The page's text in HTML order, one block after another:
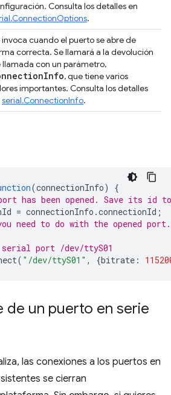
Consulta los detalles en
.
invoca cuando el puerto se abre de
correcta. Se llamará a la devolución
llamada con un parámetro,
Info, que tiene varios
importantes. Consulta los detalles
serial.ConnectionInfo.
(connectionInfo)
{
has been opened. Save its id
= connectionInfo .connectionId ;
need to do with the opened port.
port /dev/ttyS01
( "/dev/ttyS01" , {bitrate :
de un puerto en serie
las conexiones a los puertos en
se cierran